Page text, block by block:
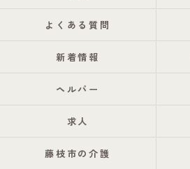
よくある質問
新着情報
ヘルパー
求人
藤枝市の介護